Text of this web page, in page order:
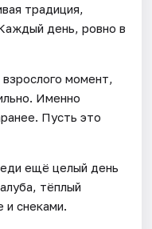
традиция,
день, ровно в
момент,
Именно
Пусть это
ещё целый день
тёплый
и снеками.